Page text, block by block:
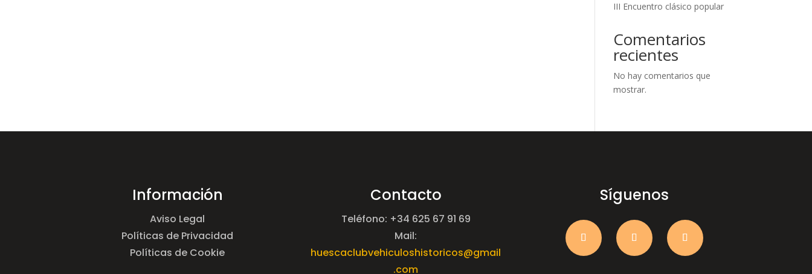
III Encuentro clásico popular
Comentarios
recientes
No hay comentarios que
mostrar.
Información
Aviso Legal
Políticas de Privacidad
Políticas de Cookie
Contacto
Teléfono: +34 625 67 91 69
Mail:
huescaclubvehiculoshistoricos@gmail
.com
Síguenos